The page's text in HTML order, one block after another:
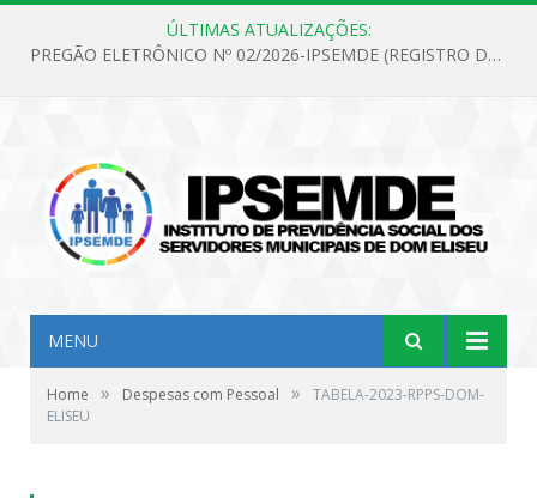
ÚLTIMAS ATUALIZAÇÕES:
PREGÃO ELETRÔNICO Nº 02/2026-IPSEMDE (REGISTRO DE PREÇOS PARA FUTURA E EVENTUAL AQUISIÇÃO DE MATERIAL DE LIMPEZA E GÊNEROS ALIMENTÍCIOS PARA ATENDER AS NECESSIDADES DO INSTITUTO DE PREVIDÊNCIA SOCIAL DOS SERVIDORES MUNICIPAIS DE DOM ELISEU.)
MENU
Home » Despesas com Pessoal »
TABELA-2023-RPPS-DOM-
ELISEU